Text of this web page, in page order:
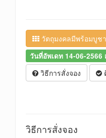
วัตถุมงคลมีพร้อมบูช
วันที่อัพเดท 14-06-2566
วิธีการสั่งจอง
วิธีการสั่งจอง